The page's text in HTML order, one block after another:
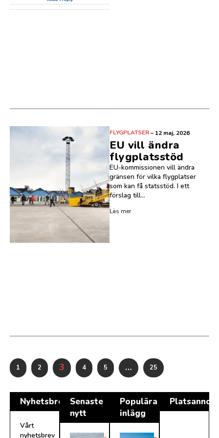
FLYGPLATSER– 12 maj, 2026
EU vill ändra
flygplatsstöd
EU-kommissionen vill ändra
gränsen för vilka flygplatser
som kan få statsstöd. I ett
förslag till...
Läs mer
1 2 3 4 5 … 25
Nyhetsbrev
Vårt
nyhetsbrev
Senaste
nytt
Populära
inlägg